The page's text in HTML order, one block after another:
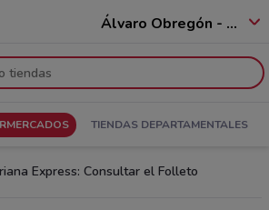
Álvaro Obregón - 01520
TIENDAS DEPARTAMENTALES
Express: Consultar el Folleto